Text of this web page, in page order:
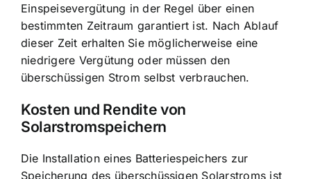
Einspeisevergütung in der Regel über einen
bestimmten Zeitraum garantiert ist. Nach Ablauf
dieser Zeit erhalten Sie möglicherweise eine
niedrigere Vergütung oder müssen den
überschüssigen Strom selbst verbrauchen.
Kosten und Rendite von
Solarstromspeichern
Die Installation eines Batteriespeichers zur
Speicherung des überschüssigen Solarstroms ist